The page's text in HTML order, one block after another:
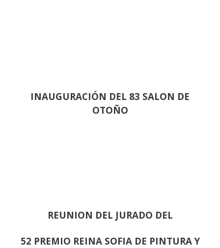
INAUGURACIÓN DEL 83 SALON DE
OTOÑO
REUNION DEL JURADO DEL
52 PREMIO REINA SOFIA DE PINTURA Y